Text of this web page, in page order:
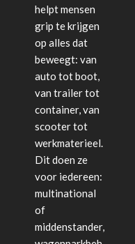
helpt mensen
grip te krijgen
op alles dat
beweegt: van
auto tot boot,
van trailer tot
container, van
scooter tot
werkmaterieel.
Dit doen ze
voor iedereen:
multinational
of
middenstander,